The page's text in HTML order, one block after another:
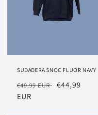
SUDADERA SNOC FLUOR NAVY
Precio
habitual
€49,99 EUR Precio
€44,99
EUR